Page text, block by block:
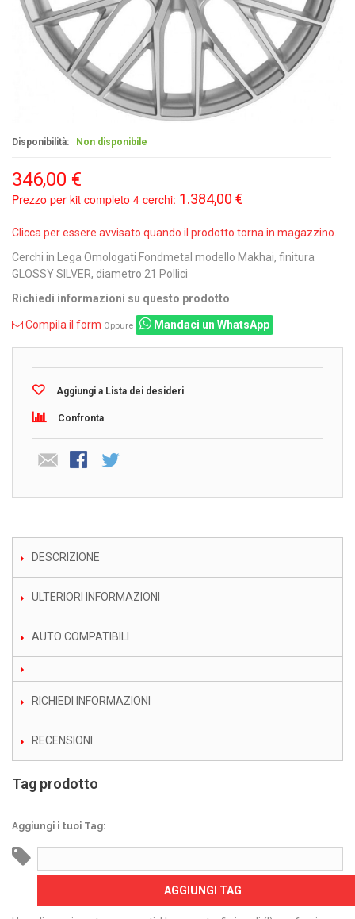
Disponibilità: Non disponibile
346,00 €
Prezzo per kit completo 4 cerchi: 1.384,00 €
Clicca per essere avvisato quando il prodotto torna in magazzino.
Cerchi in Lega Omologati Fondmetal modello Makhai, finitura
GLOSSY SILVER, diametro 21 Pollici
Richiedi informazioni su questo prodotto
Compila il form Oppure Mandaci un WhatsApp
Aggiungi a Lista dei desideri
Confronta
DESCRIZIONE
ULTERIORI INFORMAZIONI
AUTO COMPATIBILI
RICHIEDI INFORMAZIONI
RECENSIONI
Tag prodotto
Aggiungi i tuoi Tag:
AGGIUNGI TAG